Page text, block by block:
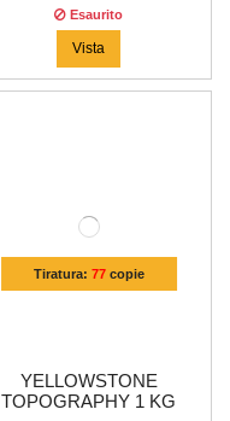
Esaurito
Vista
Tiratura: 77copie
YELLOWSTONE
TOPOGRAPHY 1 KG